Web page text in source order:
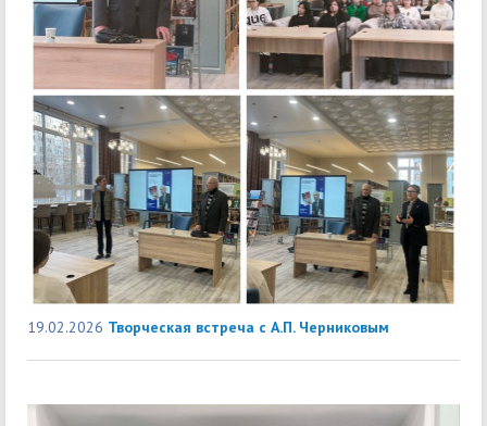
19.02.2026 Творческая встреча с А.П. Черниковым